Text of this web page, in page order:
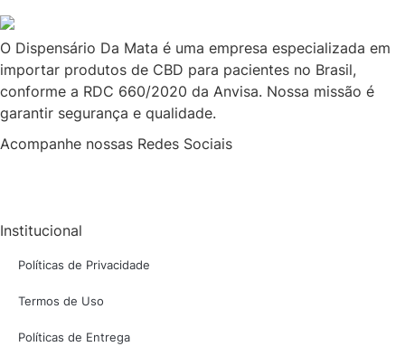
O Dispensário Da Mata é uma empresa especializada em
importar produtos de CBD para pacientes no Brasil,
conforme a RDC 660/2020 da Anvisa. Nossa missão é
garantir segurança e qualidade.
Acompanhe nossas Redes Sociais
Institucional
Políticas de Privacidade
Termos de Uso
Políticas de Entrega